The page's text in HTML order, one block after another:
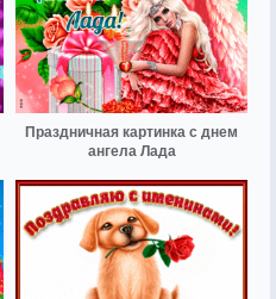
Праздничная картинка с днем
ангела Лада